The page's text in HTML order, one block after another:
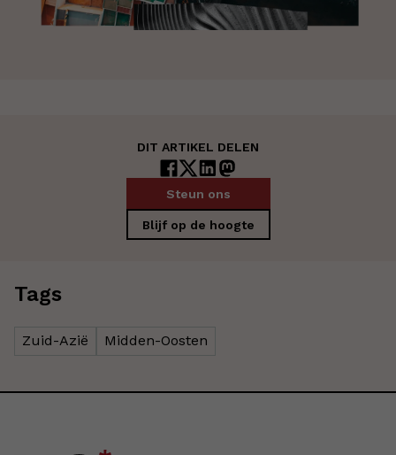
DIT ARTIKEL DELEN
Steun ons
Blijf op de hoogte
Tags
Zuid-Azië Midden-Oosten